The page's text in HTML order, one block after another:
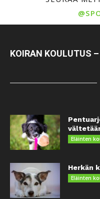
KOIRAN KOULUTUS
Eläinten
Herkän
Eläinten